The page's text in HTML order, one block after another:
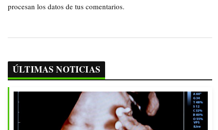
procesan los datos de tus comentarios.
ÚLTIMAS NOTICIAS